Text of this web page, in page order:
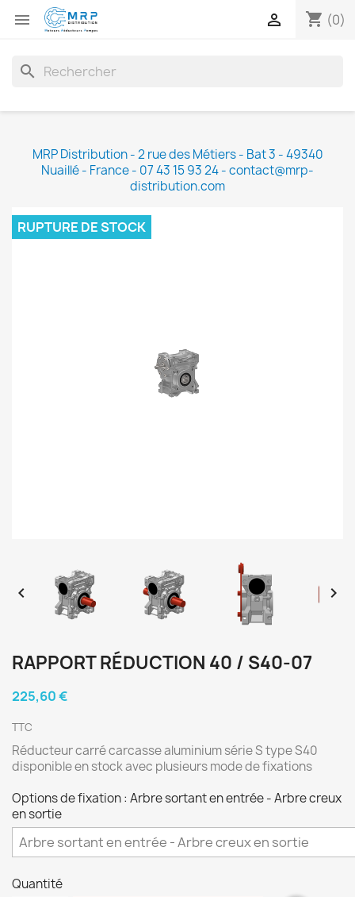
 shopping_cart (0)

search
MRP Distribution - 2 rue des Métiers - Bat 3 - 49340
Nuaillé - France - 07 43 15 93 24 - contact@mrp-
distribution.com
RUPTURE DE STOCK
 
RAPPORT RÉDUCTION 40 / S40-07
225,60 €
TTC
Réducteur carré carcasse aluminium série S type S40
disponible en stock avec plusieurs mode de fixations
Options de fixation : Arbre sortant en entrée - Arbre creux
en sortie
Quantité